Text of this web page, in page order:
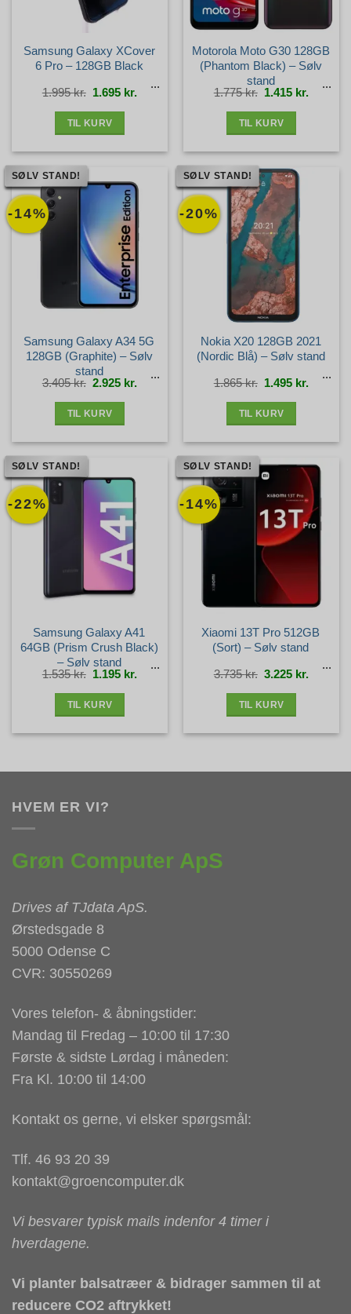
Samsung Galaxy XCover
6 Pro – 128GB Black
1.995kr. Den
oprindelige
pris
1.695 kr. Den
aktuelle
pris
TIL KURV
Motorola Moto G30 128GB
(Phantom Black) – Sølv
stand
1.775kr. Den
oprindelige
pris
1.415 kr. Den
aktuelle
pris
TIL KURV
-14%
SØLV STAND!
Samsung Galaxy A34 5G
128GB (Graphite) – Sølv
stand
3.405kr. Den
oprindelige
pris
2.925 kr.Den
aktuelle
pris
TIL KURV
-20%
SØLV STAND!
Nokia X20 128GB 2021
(Nordic Blå) – Sølv stand
1.865kr. Den
oprindelige
pris
1.495 kr.Den
aktuelle
pris
TIL KURV
-22%
SØLV STAND!
Samsung Galaxy A41
64GB (Prism Crush Black)
– Sølv stand
1.535kr. Den
oprindelige
pris
1.195 kr. Den
aktuelle
pris
TIL KURV
-14%
SØLV STAND!
Xiaomi 13T Pro 512GB
(Sort) – Sølv stand
3.735kr. Den
oprindelige
pris
3.225 kr. Den
aktuelle
pris
TIL KURV
HVEM ER VI?
Grøn Computer ApS
Drives af TJdata ApS.
Ørstedsgade 8
5000 Odense C
CVR: 30550269
Vores telefon- & åbningstider:
Mandag til Fredag – 10:00 til 17:30
Første & sidste Lørdag i måneden:
Fra Kl. 10:00 til 14:00
Kontakt os gerne, vi elsker spørgsmål:
Tlf. 46 93 20 39
kontakt@groencomputer.dk
Vi besvarer typisk mails indenfor 4 timer i
hverdagene.
Vi planter balsatræer & bidrager sammen til at
reducere CO2 aftrykket!